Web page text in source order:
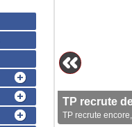
TP recrute
TP recrute